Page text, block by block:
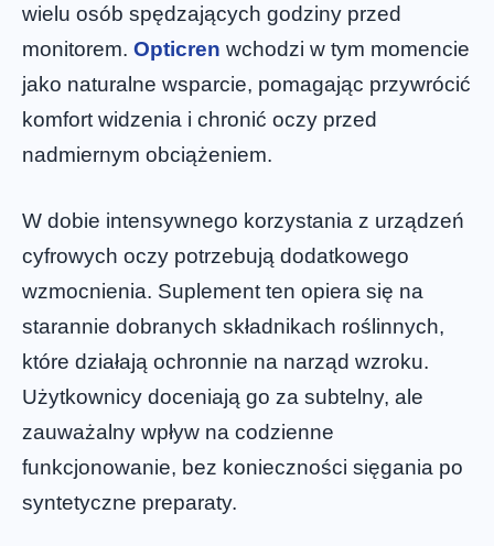
wielu osób spędzających godziny przed
monitorem. Opticren wchodzi w tym momencie
jako naturalne wsparcie, pomagając przywrócić
komfort widzenia i chronić oczy przed
nadmiernym obciążeniem.
W dobie intensywnego korzystania z urządzeń
cyfrowych oczy potrzebują dodatkowego
wzmocnienia. Suplement ten opiera się na
starannie dobranych składnikach roślinnych,
które działają ochronnie na narząd wzroku.
Użytkownicy doceniają go za subtelny, ale
zauważalny wpływ na codzienne
funkcjonowanie, bez konieczności sięgania po
syntetyczne preparaty.